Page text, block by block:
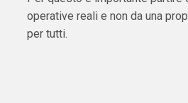
operative reali e non da una
per tutti.